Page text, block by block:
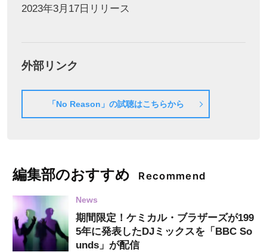
2023年3月17日リリース
外部リンク
「No Reason」の試聴はこちらから
編集部のおすすめ Recommend
News
期間限定！ケミカル・ブラザーズが199
5年に発表したDJミックスを「BBC So
unds」が配信